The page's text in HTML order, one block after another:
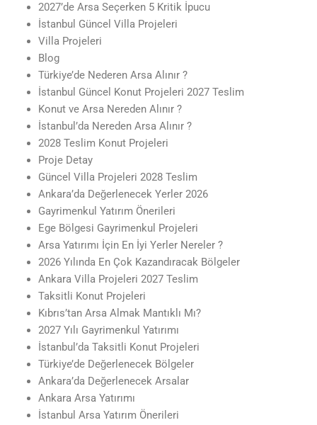
2027’de Arsa Seçerken 5 Kritik İpucu
İstanbul Güncel Villa Projeleri
Villa Projeleri
Blog
Türkiye’de Nederen Arsa Alınır ?
İstanbul Güncel Konut Projeleri 2027 Teslim
Konut ve Arsa Nereden Alınır ?
İstanbul’da Nereden Arsa Alınır ?
2028 Teslim Konut Projeleri
Proje Detay
Güncel Villa Projeleri 2028 Teslim
Ankara’da Değerlenecek Yerler 2026
Gayrimenkul Yatırım Önerileri
Ege Bölgesi Gayrimenkul Projeleri
Arsa Yatırımı İçin En İyi Yerler Nereler ?
2026 Yılında En Çok Kazandıracak Bölgeler
Ankara Villa Projeleri 2027 Teslim
Taksitli Konut Projeleri
Kıbrıs’tan Arsa Almak Mantıklı Mı?
2027 Yılı Gayrimenkul Yatırımı
İstanbul’da Taksitli Konut Projeleri
Türkiye’de Değerlenecek Bölgeler
Ankara’da Değerlenecek Arsalar
Ankara Arsa Yatırımı
İstanbul Arsa Yatırım Önerileri